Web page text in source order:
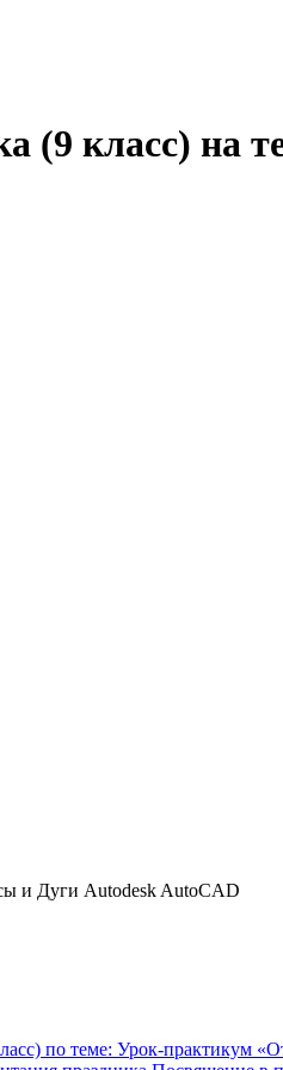
(9 класс)
и Дуги Autodesk AutoCAD
по теме: Урок-